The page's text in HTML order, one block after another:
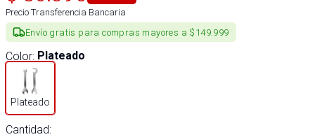
Precio Transferencia Bancaria
Envío gratis para compras mayores a $149.999
Color: Plateado
Plateado
Cantidad: